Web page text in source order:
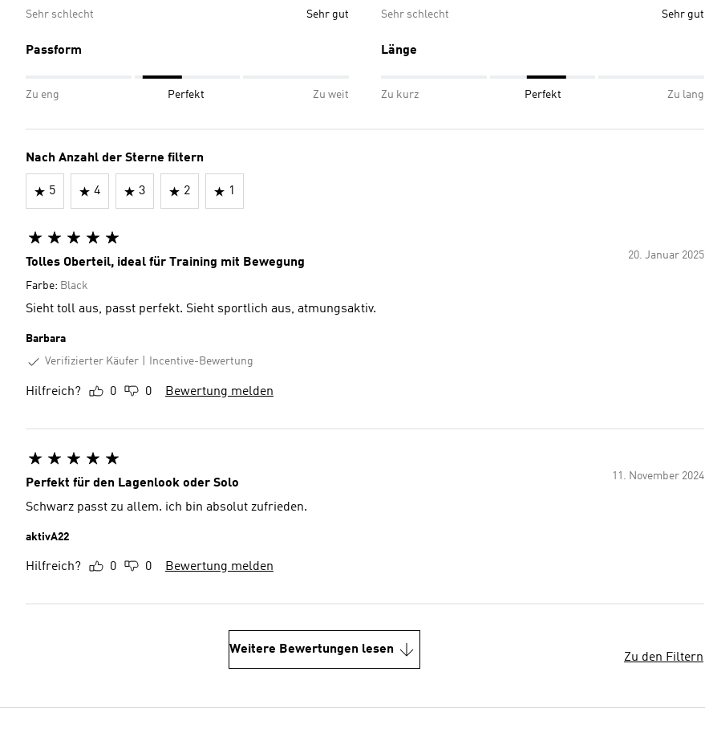
Sehr schlecht Sehr gut Sehr schlecht Sehr gut
Passform
Zu eng Perfekt Zu weit
Länge
Zu kurz Perfekt Zu lang
Nach Anzahl der Sterne filtern
5 4 3 2 1
20. Januar 2025
Tolles Oberteil, ideal für Training mit Bewegung
Farbe: Black
Sieht toll aus, passt perfekt. Sieht sportlich aus, atmungsaktiv.
Barbara
Verifizierter Käufer
Incentive-Bewertung
Hilfreich? 0 0 Bewertung melden
11. November 2024
Perfekt für den Lagenlook oder Solo
Schwarz passt zu allem. ich bin absolut zufrieden.
aktivA22
Hilfreich? 0 0 Bewertung melden
Weitere Bewertungen lesen
Zu den Filtern